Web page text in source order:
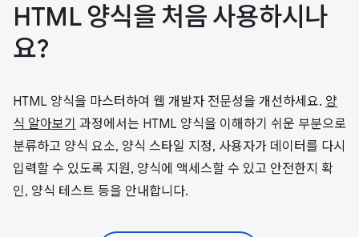
HTML 양식을 처음 사용하시나
요?
HTML 양식을 마스터하여 웹 개발자 전문성을 개선하세요. 양
식 알아보기 과정에서는 HTML 양식을 이해하기 쉬운 부분으로
분류하고 양식 요소, 양식 스타일 지정, 사용자가 데이터를 다시
입력할 수 있도록 지원, 양식에 액세스할 수 있고 안전한지 확
인, 양식 테스트 등을 안내합니다.